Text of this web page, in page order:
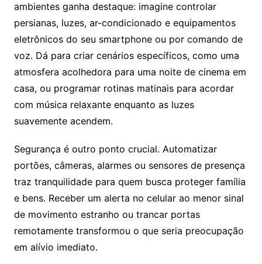
ambientes ganha destaque: imagine controlar
persianas, luzes, ar-condicionado e equipamentos
eletrônicos do seu smartphone ou por comando de
voz. Dá para criar cenários específicos, como uma
atmosfera acolhedora para uma noite de cinema em
casa, ou programar rotinas matinais para acordar
com música relaxante enquanto as luzes
suavemente acendem.
Segurança é outro ponto crucial. Automatizar
portões, câmeras, alarmes ou sensores de presença
traz tranquilidade para quem busca proteger família
e bens. Receber um alerta no celular ao menor sinal
de movimento estranho ou trancar portas
remotamente transformou o que seria preocupação
em alívio imediato.